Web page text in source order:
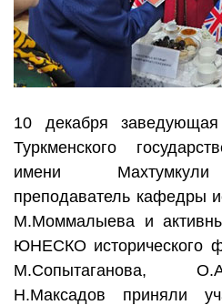
10 декабря
Туркменского
имени Махтумкули
преподаватель кафедры
М.Моммалыева и
ЮНЕСКО исторического
М.Сопытаганова,
Н.Максадов приняли